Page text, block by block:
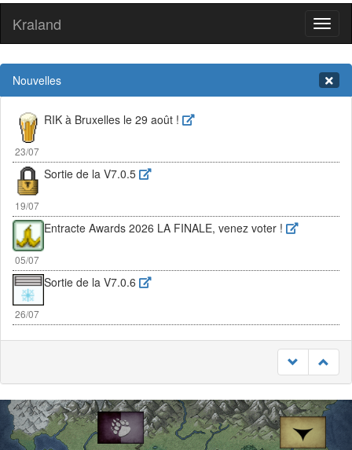
Kraland
Nouvelles
23/07
RIK à Bruxelles le 29 août !
19/07
Sortie de la V7.0.5
05/07
Entracte Awards 2026 LA FINALE, venez voter !
26/07
Sortie de la V7.0.6
Previous